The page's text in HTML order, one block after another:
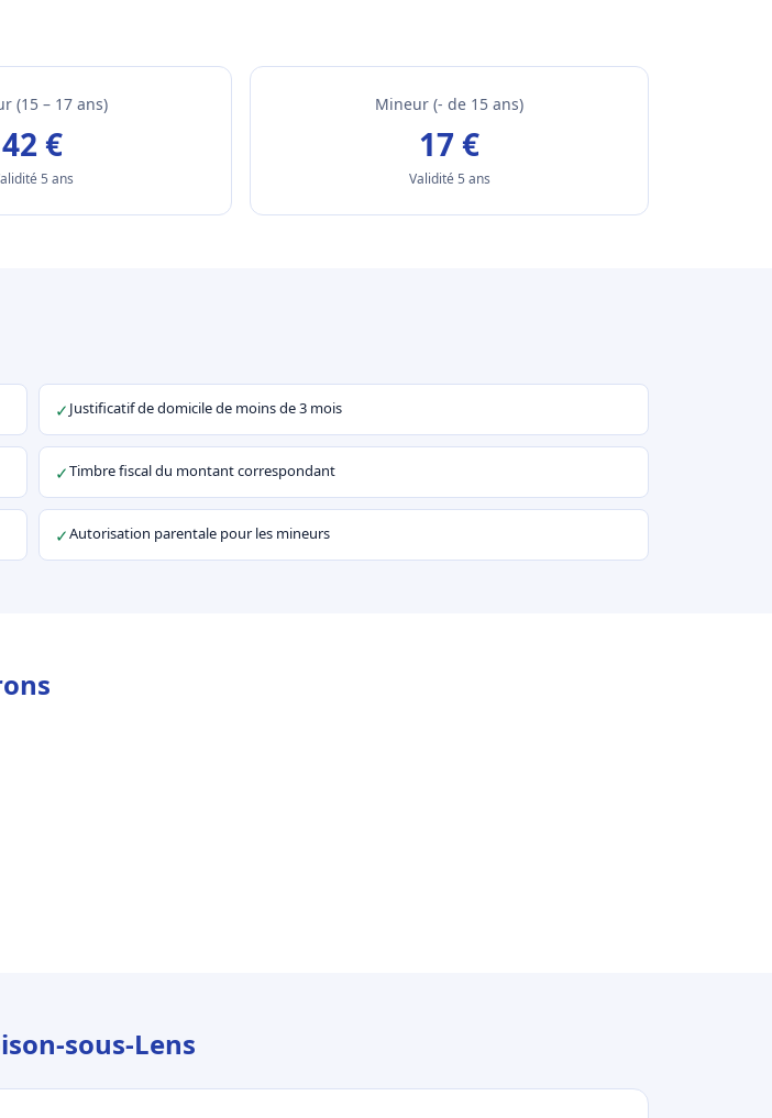
(15 – 17 ans)
42 €
5 ans
Mineur (- de 15 ans)
17 €
Validité 5 ans
✓Justificatif de domicile de moins de 3 mois
✓Timbre fiscal du montant correspondant
✓Autorisation parentale pour les mineurs
sous-Lens